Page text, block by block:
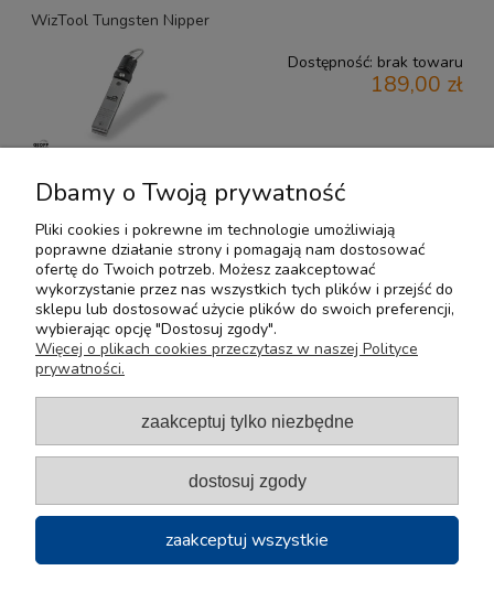
WizTool Tungsten Nipper
Dostępność: brak towaru
189,00 zł
« 3 »
Pomoc
Moje konto
Płatności i dostawa
Informacje
O nas
Dbamy o Twoją prywatność
Pliki cookies i pokrewne im technologie umożliwiają
poprawne działanie strony i pomagają nam dostosować
ofertę do Twoich potrzeb. Możesz zaakceptować
wykorzystanie przez nas wszystkich tych plików i przejść do
sklepu lub dostosować użycie plików do swoich preferencji,
wybierając opcję "Dostosuj zgody".
Więcej o plikach cookies przeczytasz w naszej Polityce
prywatności.
zaakceptuj tylko niezbędne
dostosuj zgody
zaakceptuj wszystkie